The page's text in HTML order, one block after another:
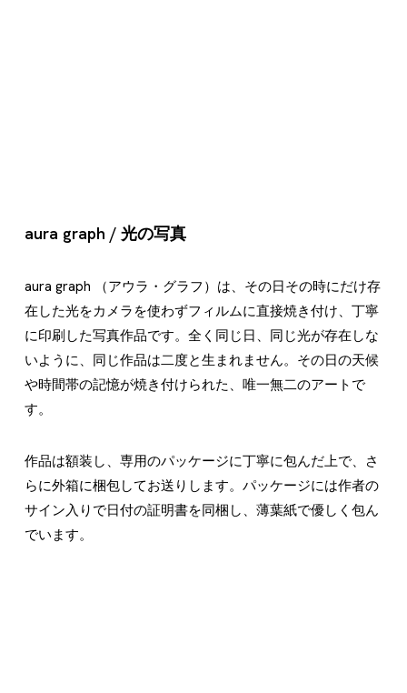
aura graph / 光の写真
aura graph （アウラ・グラフ）は、その日その時にだけ存
在した光をカメラを使わずフィルムに直接焼き付け、丁寧
に印刷した写真作品です。全く同じ日、同じ光が存在しな
いように、同じ作品は二度と生まれません。その日の天候
や時間帯の記憶が焼き付けられた、唯一無二のアートで
す。
作品は額装し、専用のパッケージに丁寧に包んだ上で、さ
らに外箱に梱包してお送りします。パッケージには作者の
サイン入りで日付の証明書を同梱し、薄葉紙で優しく包ん
でいます。